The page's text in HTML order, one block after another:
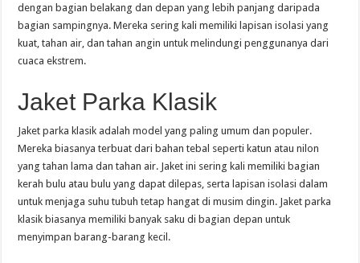
dengan bagian belakang dan depan yang lebih panjang daripada
bagian sampingnya. Mereka sering kali memiliki lapisan isolasi yang
kuat, tahan air, dan tahan angin untuk melindungi penggunanya dari
cuaca ekstrem.
Jaket Parka Klasik
Jaket parka klasik adalah model yang paling umum dan populer.
Mereka biasanya terbuat dari bahan tebal seperti katun atau nilon
yang tahan lama dan tahan air. Jaket ini sering kali memiliki bagian
kerah bulu atau bulu yang dapat dilepas, serta lapisan isolasi dalam
untuk menjaga suhu tubuh tetap hangat di musim dingin. Jaket parka
klasik biasanya memiliki banyak saku di bagian depan untuk
menyimpan barang-barang kecil.